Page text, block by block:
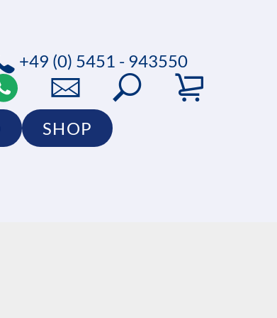
SHOP
+49 (0) 5451 - 943550